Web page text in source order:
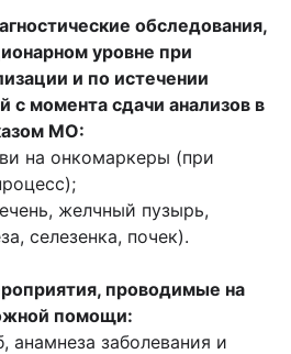
обследования,
уровне при
и по истечении
с момента сдачи анализов в
МО:
онкомаркеры (при
желчный пузырь,
селезенка, почек).
проводимые на
помощи:
заболевания и